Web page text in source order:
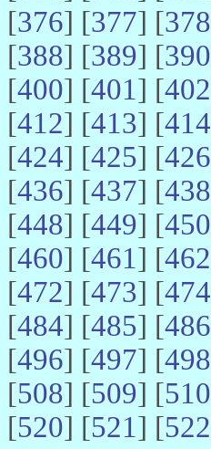
[376] [377] [378
[388] [389] [390
[400] [401] [402
[412] [413] [414
[424] [425] [426
[436] [437] [438
[448] [449] [450
[460] [461] [462
[472] [473] [474
[484] [485] [486
[496] [497] [498
[508] [509] [510
[520] [521] [522